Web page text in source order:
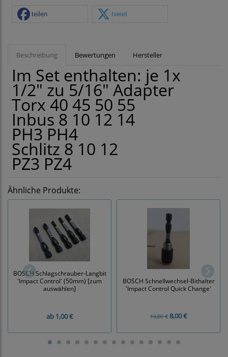
teilen tweet
Beschreibung Bewertungen Hersteller
Im Set enthalten: je 1x
1/2" zu 5/16" Adapter
Torx 40 45 50 55
Inbus 8 10 12 14
PH3 PH4
Schlitz 8 10 12
PZ3 PZ4
Ähnliche Produkte:
BOSCH Schlagschrauber-Langbit
'Impact Control' (50mm) [zum
auswählen]
ab1,00 €
BOSCH Schnellwechsel-Bithalter
'Impact Control Quick Change'
10,00 €8,00 €